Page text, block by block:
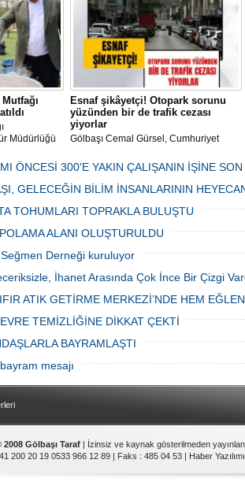
Müdürlüğü
devam
Esnaf şikâyetçi! Otopark sorunu
yüzünden bir de trafik cezası
yiyorlar
Gölbaşı Cemal Gürsel, Cumhuriyet
bulunan esnaf ve alışverişe gelen
vatandaşlar park cezaları yüzünden
canından bezdi.
ÖNCESİ 300'E YAKIN ÇALIŞANIN İŞİNE
GELECEĞİN BİLİM İNSANLARININ
TOHUMLARI TOPRAKLA BULUŞTU
ALANI OLUŞTURULDU
Derneği kuruluyor
İhanet Arasında Çok İnce Bir Çizgi
ATIK GETİRME MERKEZİ’NDE HEM
TEMİZLİĞİNE DİKKAT ÇEKTİ
BAYRAMLAŞTI
mesajı
2008 Gölbaşı Taraf | İzinsiz ve kaynak gösterilmeden
200 20 19 0533 966 12 89 | Faks : 485 04 53 | Haber Yazılımı